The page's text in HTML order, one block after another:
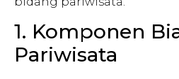
1. Komponen
Pariwisata